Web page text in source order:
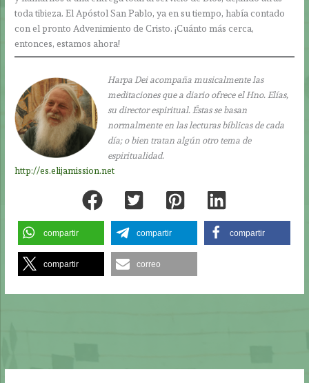
toda tibieza. El Apóstol San Pablo, ya en su tiempo, había contado
con el pronto Advenimiento de Cristo. ¡Cuánto más cerca,
entonces, estamos ahora!
Harpa Dei acompaña musicalmente las
meditaciones que a diario ofrece el Hno. Elías,
su director espiritual. Éstas se basan
normalmente en las lecturas bíblicas de cada
día; o bien tratan algún otro tema de
espiritualidad.
http://es.elijamission.net
compartir compartir compartir
compartir correo